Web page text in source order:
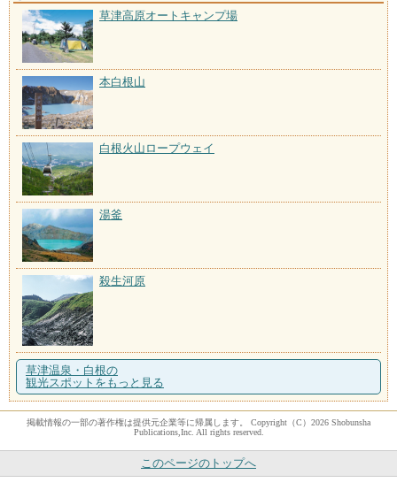
草津高原オートキャンプ場
本白根山
白根火山ロープウェイ
湯釜
殺生河原
草津温泉・白根の
観光スポットをもっと見る
掲載情報の一部の著作権は提供元企業等に帰属します。 Copyright（C）2026 Shobunsha
Publications,Inc. All rights reserved.
このページのトップへ